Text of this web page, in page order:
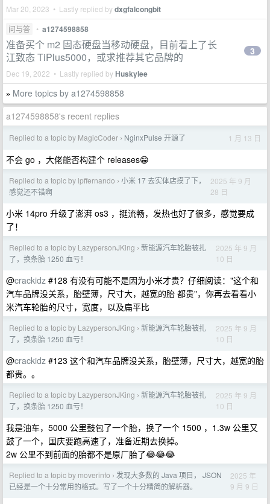
Mar 20, 2023 • Lastly replied bydxgfalcongbit
问与答 • a1274598858
准备买个 m2 固态硬盘当移动硬盘，目前看上了长
江致态 TiPlus5000，或求推荐其它品牌的
Dec 19, 2022 • Lastly replied byHuskylee
3
» More topics by a1274598858
a1274598858's recent replies
Replied to a topic by MagicCoder › NginxPulse 开源了 1 月 13 日
不会 go ，大佬能否构建个 releases😁
Replied to a topic by lpffernando › 小米 17 去实体店摸了下，
感觉还不错啊
2025 年 9 月
28 日
小米 14pro 升级了澎湃 os3 ，挺流畅，发热也好了很多，感觉要成
了！
Replied to a topic by LazypersonJKing › 新能源汽车轮胎被扎
了，换条胎 1250 血亏！
2025 年 9 月
10 日
@crackidz #128 有没有可能不是因为小米才贵？仔细阅读："这个和
汽车品牌没关系，胎壁薄，尺寸大，越宽的胎 都贵"，你再去看看小
米汽车轮胎的尺寸，宽度，以及扁平比
Replied to a topic by LazypersonJKing › 新能源汽车轮胎被扎
了，换条胎 1250 血亏！
2025 年 9 月
10 日
@crackidz #123 这个和汽车品牌没关系，胎壁薄，尺寸大，越宽的胎
都贵。。
Replied to a topic by LazypersonJKing › 新能源汽车轮胎被扎
了，换条胎 1250 血亏！
2025 年 9 月
10 日
我是油车，5000 公里鼓包了一个胎，换了一个 1500 ，1.3w 公里又
鼓了一个，国庆要跑高速了，准备近期去换掉。
2w 公里不到前面的胎都不是原厂胎了😂😂😂
Replied to a topic by moverinfo › 发现大多数的 Java 项目， JSON
已经是一个十分常用的格式。写了一个十分精简的解析器。
2025 年
9 月 9 日